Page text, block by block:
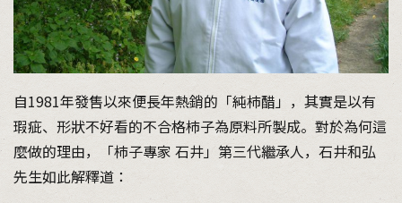
自1981年發售以來便長年熱銷的「純柿醋」，其實是以有
瑕疵、形狀不好看的不合格柿子為原料所製成。對於為何這
麼做的理由，「柿子專家 石井」第三代繼承人，石井和弘
先生如此解釋道：